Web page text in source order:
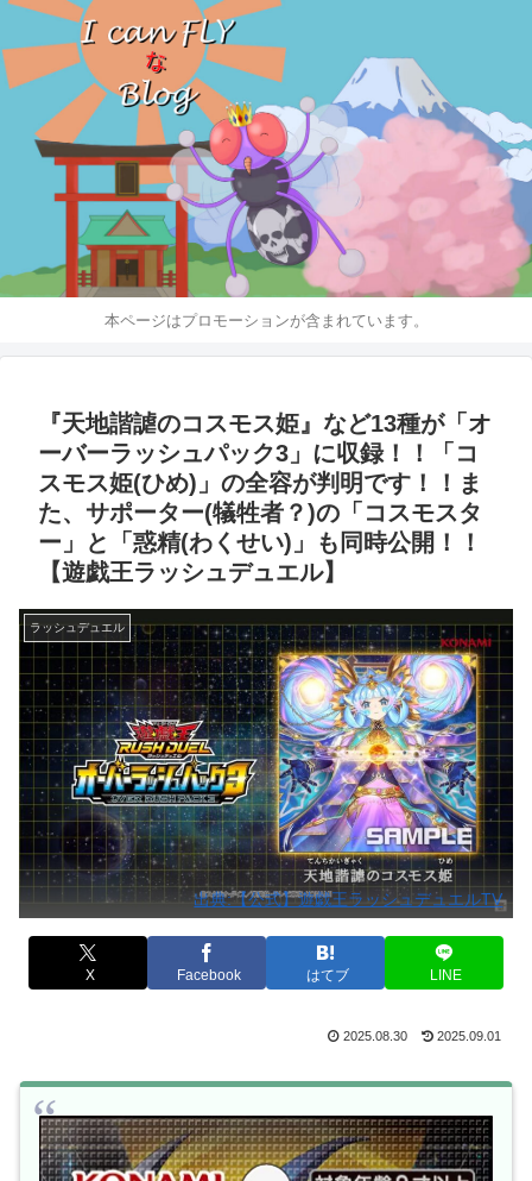
本ページはプロモーションが含まれています。
『天地諧謔のコスモス姫』など13種が「オ
ーバーラッシュパック3」に収録！！「コ
スモス姫(ひめ)」の全容が判明です！！ま
た、サポーター(犠牲者？)の「コスモスタ
ー」と「惑精(わくせい)」も同時公開！！
【遊戯王ラッシュデュエル】
ラッシュデュエル
出典:【公式】遊戯王ラッシュデュエルTV
X Facebook はてブ LINE
2025.08.30 2025.09.01